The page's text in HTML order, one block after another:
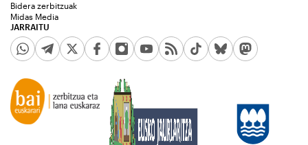
JARRAITU
Bidera zerbitzuak
Midas Media